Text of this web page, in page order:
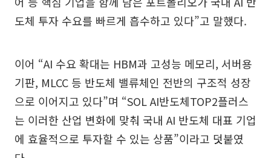
도체 투자 수요를 빠르게 흡수하고 있다”고 말했다.
이어 “AI 수요 확대는 HBM과 고성능 메모리, 서버용
기판, MLCC 등 반도체 밸류체인 전반의 구조적 성장
으로 이어지고 있다”며 “SOL AI반도체TOP2플러스
는 이러한 산업 변화에 맞춰 국내 AI 반도체 대표 기업
에 효율적으로 투자할 수 있는 상품”이라고 덧붙였